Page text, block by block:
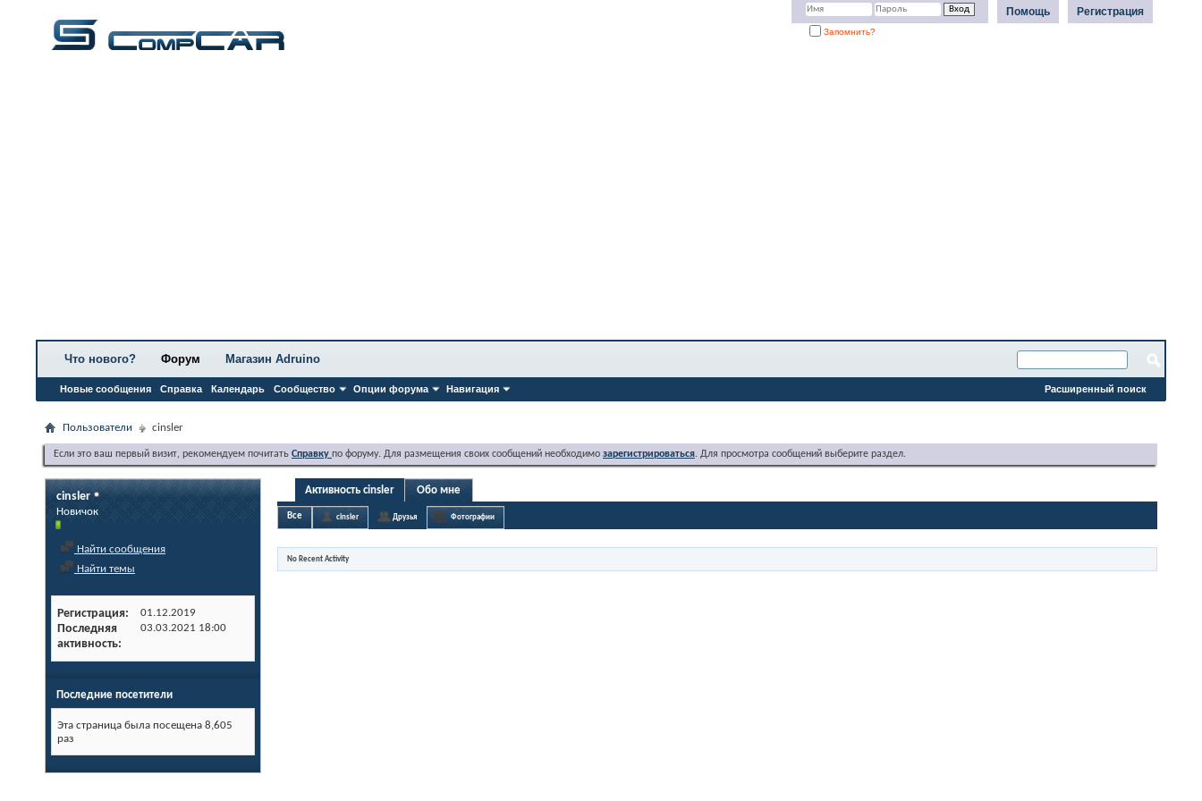
Регистрация
Помощь
Запомнить?
Что нового? Форум
Новые сообщения Справка Календарь Сообщество Опции форума Навигация
Магазин Adruino
Расширенный поиск
Пользователи cinsler
Если это ваш первый визит, рекомендуем почитать Справку по форуму. Для размещения своих сообщений необходимо зарегистрироваться. Для просмотра сообщений выберите раздел.
cinsler
Новичок
Найти сообщения
Найти темы
Регистрация 01.12.2019
Последняя
активность
03.03.2021 18:00
Последние посетители
Эта страница была посещена 8,605
раз
Активность cinsler Обо мне
Все cinsler Друзья Фотографии
No Recent Activity